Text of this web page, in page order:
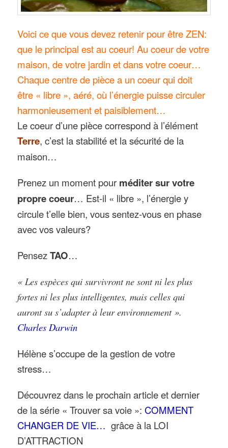
Voici ce que vous devez retenir pour être ZEN:
que le principal est au coeur! Au coeur de votre
maison, de votre jardin et dans votre coeur…
Chaque centre de pièce a un coeur qui doit
être « libre », aéré, où l’énergie puisse circuler
harmonieusement et paisiblement…
Le coeur d’une pièce correspond à l’élément
Terre, c’est la stabilité et la sécurité de la
maison…
Prenez un moment pour méditer sur votre
propre coeur… Est-il « libre », l’énergie y
circule t’elle bien, vous sentez-vous en phase
avec vos valeurs?
PensezTAO…
« Les espèces qui survivront ne sont ni les plus
fortes ni les plus intelligentes, mais celles qui
auront su s’adapter à leur environnement ».
Charles Darwin
Hélène s’occupe de la gestion de votre
stress…
Découvrez dans le prochain article et dernier
de la série « Trouver sa voie »: COMMENT
CHANGER DE VIE… grâce à la LOI
D’ATTRACTION